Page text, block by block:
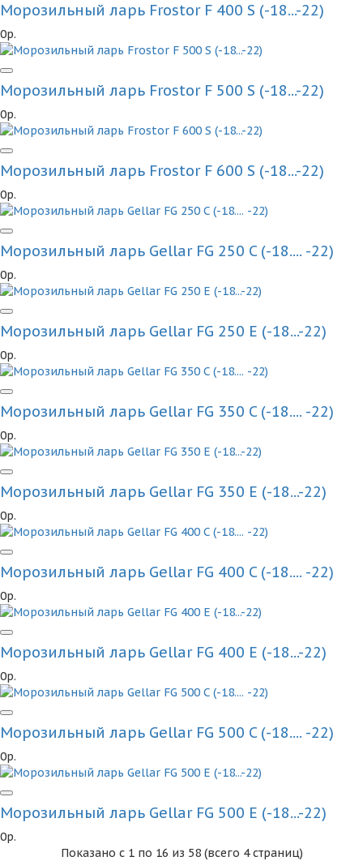
Морозильный ларь Frostor F 400 S (-18...-22)
0р.
Морозильный ларь Frostor F 500 S (-18...-22)
0р.
Морозильный ларь Frostor F 600 S (-18...-22)
0р.
Морозильный ларь Gellar FG 250 C (-18.... -22)
0р.
Морозильный ларь Gellar FG 250 E (-18...-22)
0р.
Морозильный ларь Gellar FG 350 C (-18.... -22)
0р.
Морозильный ларь Gellar FG 350 E (-18...-22)
0р.
Морозильный ларь Gellar FG 400 C (-18.... -22)
0р.
Морозильный ларь Gellar FG 400 E (-18...-22)
0р.
Морозильный ларь Gellar FG 500 C (-18.... -22)
0р.
Морозильный ларь Gellar FG 500 E (-18...-22)
0р.
Показано с 1 по 16 из 58 (всего 4 страниц)